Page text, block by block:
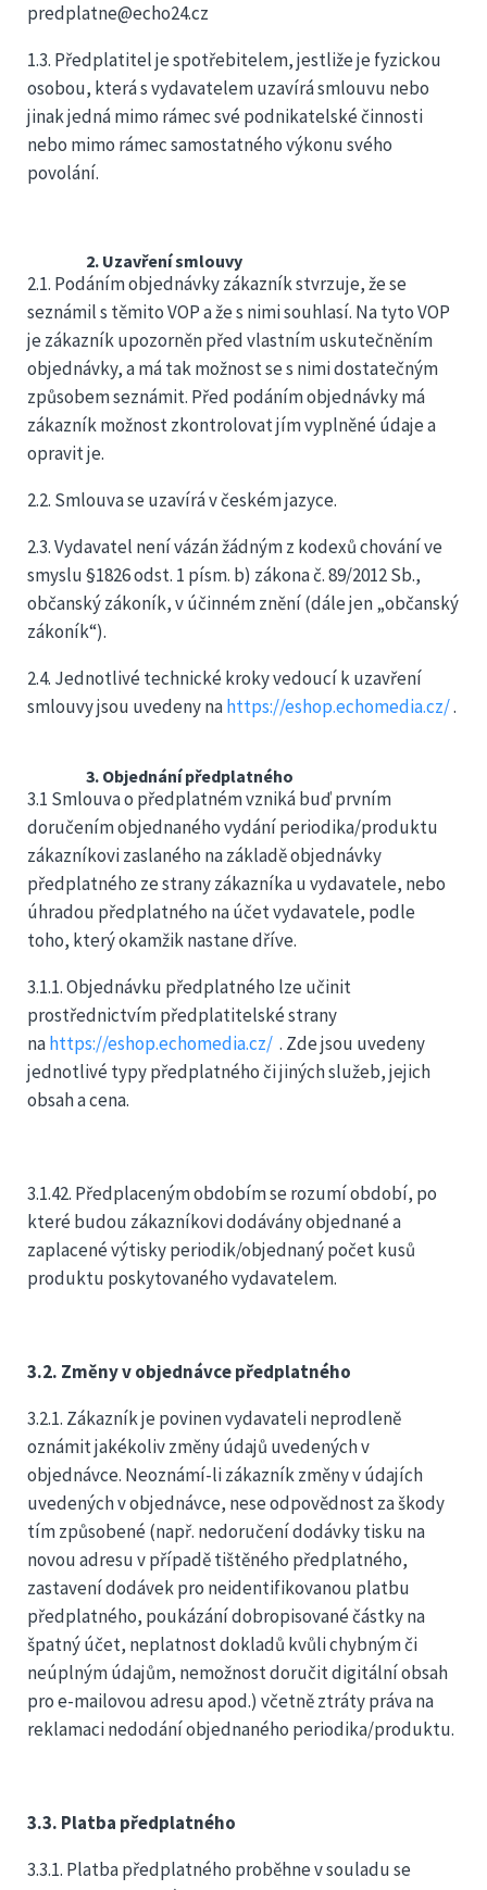
predplatne@echo24.cz
1.3. Předplatitel je spotřebitelem, jestliže je fyzickou
osobou, která s vydavatelem uzavírá smlouvu nebo
jinak jedná mimo rámec své podnikatelské činnosti
nebo mimo rámec samostatného výkonu svého
povolání.
2. Uzavření smlouvy
2.1. Podáním objednávky zákazník stvrzuje, že se
seznámil s těmito VOP a že s nimi souhlasí. Na tyto VOP
je zákazník upozorněn před vlastním uskutečněním
objednávky, a má tak možnost se s nimi dostatečným
způsobem seznámit. Před podáním objednávky má
zákazník možnost zkontrolovat jím vyplněné údaje a
opravit je.
2.2. Smlouva se uzavírá v českém jazyce.
2.3. Vydavatel není vázán žádným z kodexů chování ve
smyslu §1826 odst. 1 písm. b) zákona č. 89/2012 Sb.,
občanský zákoník, v účinném znění (dále jen „občanský
zákoník“).
2.4. Jednotlivé technické kroky vedoucí k uzavření
smlouvy jsou uvedeny nahttps://eshop.echomedia.cz/.
3. Objednání předplatného
3.1 Smlouva o předplatném vzniká buď prvním
doručením objednaného vydání periodika/produktu
zákazníkovi zaslaného na základě objednávky
předplatného ze strany zákazníka u vydavatele, nebo
úhradou předplatného na účet vydavatele, podle
toho, který okamžik nastane dříve.
3.1.1. Objednávku předplatného lze učinit
prostřednictvím předplatitelské strany
nahttps://eshop.echomedia.cz/ . Zde jsou uvedeny
jednotlivé typy předplatného či jiných služeb, jejich
obsah a cena.
3.1.42. Předplaceným obdobím se rozumí období, po
které budou zákazníkovi dodávány objednané a
zaplacené výtisky periodik/objednaný počet kusů
produktu poskytovaného vydavatelem.
3.2. Změny v objednávce předplatného
3.2.1. Zákazník je povinen vydavateli neprodleně
oznámit jakékoliv změny údajů uvedených v
objednávce. Neoznámí-li zákazník změny v údajích
uvedených v objednávce, nese odpovědnost za škody
tím způsobené (např. nedoručení dodávky tisku na
novou adresu v případě tištěného předplatného,
zastavení dodávek pro neidentifikovanou platbu
předplatného, poukázání dobropisované částky na
špatný účet, neplatnost dokladů kvůli chybným či
neúplným údajům, nemožnost doručit digitální obsah
pro e-mailovou adresu apod.) včetně ztráty práva na
reklamaci nedodání objednaného periodika/produktu.
3.3. Platba předplatného
3.3.1. Platba předplatného proběhne v souladu se